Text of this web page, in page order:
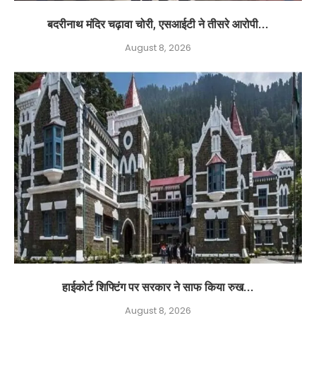
बदरीनाथ मंदिर चढ़ावा चोरी, एसआईटी ने तीसरे आरोपी...
August 8, 2026
हाईकोर्ट शिफ्टिंग पर सरकार ने साफ किया रुख...
August 8, 2026